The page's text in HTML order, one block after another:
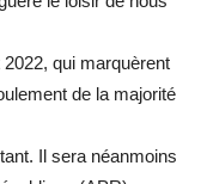
qui marquèrent
de la majorité
Il sera néanmoins